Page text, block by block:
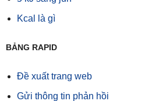
Kcal là gì
BẢNG RAPID
Đề xuất trang web
Gửi thông tin phản hồi